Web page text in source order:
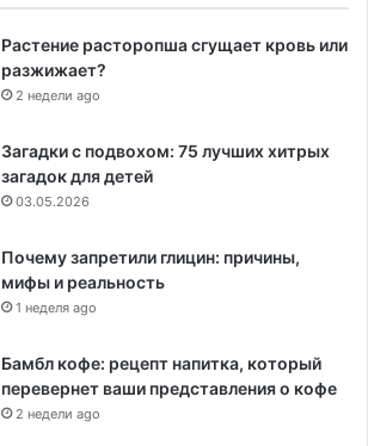
Растение расторопша сгущает кровь или
разжижает?
2 недели ago
Загадки с подвохом: 75 лучших хитрых
загадок для детей
03.05.2026
Почему запретили глицин: причины,
мифы и реальность
1 неделя ago
Бамбл кофе: рецепт напитка, который
перевернет ваши представления о кофе
2 недели ago